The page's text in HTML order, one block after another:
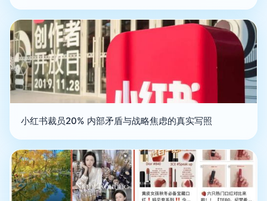
小红书裁员20% 内部矛盾与战略焦虑的真实写照